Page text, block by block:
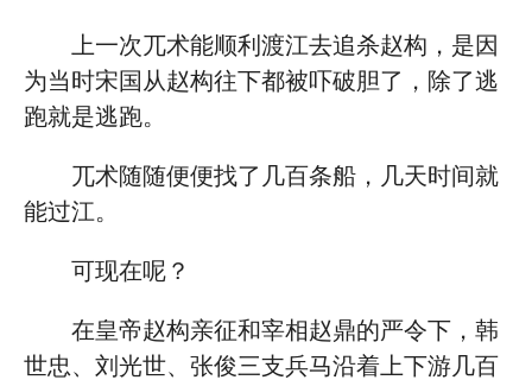
上一次兀术能顺利渡江去追杀赵构，是因
为当时宋国从赵构往下都被吓破胆了，除了逃
跑就是逃跑。
兀术随随便便找了几百条船，几天时间就
能过江。
可现在呢？
在皇帝赵构亲征和宰相赵鼎的严令下，韩
世忠、刘光世、张俊三支兵马沿着上下游几百